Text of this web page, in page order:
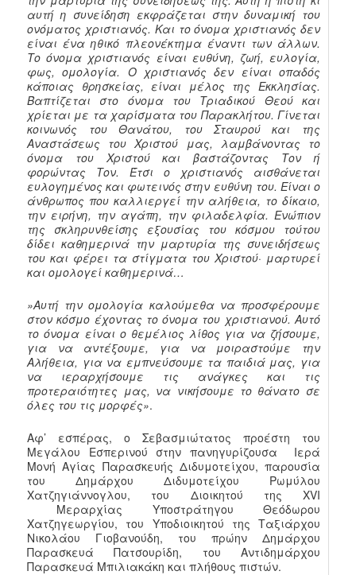
αυτή η συνείδηση εκφράζεται στην δυναμική του
ονόματος χριστιανός. Και το όνομα χριστιανός δεν
είναι ένα ηθικό πλεονέκτημα έναντι των άλλων.
Το όνομα χριστιανός είναι ευθύνη, ζωή, ευλογία,
φως, ομολογία. Ο χριστιανός δεν είναι οπαδός
κάποιας θρησκείας, είναι μέλος της Εκκλησίας.
Βαπτίζεται στο όνομα του Τριαδικού Θεού και
χρίεται με τα χαρίσματα του Παρακλήτου. Γίνεται
κοινωνός του Θανάτου, του Σταυρού και της
Αναστάσεως του Χριστού μας, λαμβάνοντας το
όνομα του Χριστού και βαστάζοντας Τον ή
φορώντας Τον. Έτσι ο χριστιανός αισθάνεται
ευλογημένος και φωτεινός στην ευθύνη του. Είναι ο
άνθρωπος που καλλιεργεί την αλήθεια, το δίκαιο,
την ειρήνη, την αγάπη, την φιλαδελφία. Ενώπιον
της σκληρυνθείσης εξουσίας του κόσμου τούτου
δίδει καθημερινά την μαρτυρία της συνειδήσεως
του και φέρει τα στίγματα του Χριστού· μαρτυρεί
και ομολογεί καθημερινά…
»Αυτή την ομολογία καλούμεθα να προσφέρουμε
στον κόσμο έχοντας το όνομα του χριστιανού. Αυτό
το όνομα είναι ο θεμέλιος λίθος για να ζήσουμε,
για να αντέξουμε, για να μοιραστούμε την
Αλήθεια, για να εμπνεύσουμε τα παιδιά μας, για
να ιεραρχήσουμε τις ανάγκες και τις
προτεραιότητες μας, να νικήσουμε το θάνατο σε
όλες του τις μορφές».
Αφ’ εσπέρας, ο Σεβασμιώτατος προέστη του
Μεγάλου Εσπερινού στην πανηγυρίζουσα Ιερά
Μονή Αγίας Παρασκευής Διδυμοτείχου, παρουσία
του Δημάρχου Διδυμοτείχου Ρωμύλου
Χατζηγιάννογλου, του Διοικητού της XVI
Μεραρχίας Υποστράτηγου Θεόδωρου
Χατζηγεωργίου, του Υποδιοικητού της Ταξιάρχου
Νικολάου Γιοβανούδη, του πρώην Δημάρχου
Παρασκευά Πατσουρίδη, του Αντιδημάρχου
Παρασκευά Μπιλιακάκη και πλήθους πιστών.